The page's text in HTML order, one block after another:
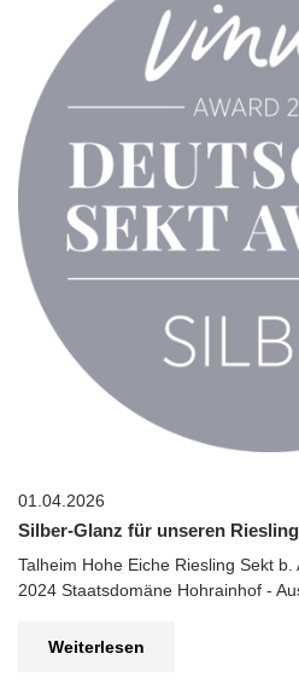
01.04.2026
Silber-Glanz für unseren Riesling
Talheim Hohe Eiche Riesling Sekt
2024 Staatsdomäne Hohrainhof -
Weiterlesen